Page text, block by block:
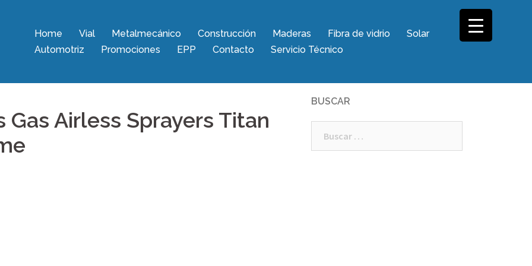
Home Vial Metalmecánico Construcción Maderas Fibra de vidrio
Solar
Automotriz
Promociones EPP Contacto Servicio Técnico
Gas Airless Sprayers Titan
BUSCAR